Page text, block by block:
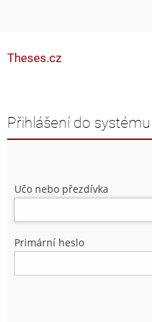
Theses.cz
Přihlášení do systému
Učo nebo přezdívka
Primární heslo